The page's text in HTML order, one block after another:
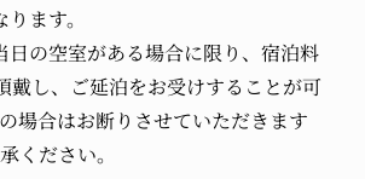
ます。
日の空室がある場合に限り、宿泊料
戴し、ご延泊をお受けすることが可
場合はお断りさせていただきます
ください。